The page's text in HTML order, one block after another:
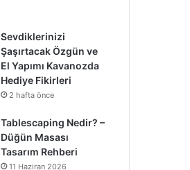
Sevdiklerinizi
Şaşırtacak Özgün ve
El Yapımı Kavanozda
Hediye Fikirleri
2 hafta önce
Tablescaping Nedir? –
Düğün Masası
Tasarım Rehberi
11 Haziran 2026